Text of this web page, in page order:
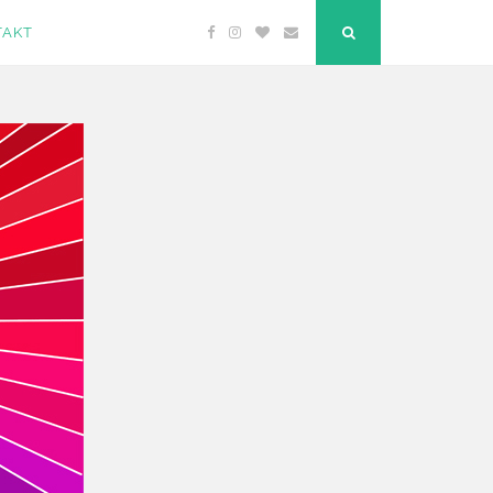
FacebookInstagram
Bloglovin
Email